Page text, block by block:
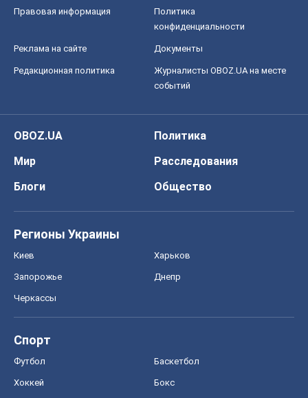
Правовая информация
Политика
конфиденциальности
Реклама на сайте Документы
Редакционная политика
Журналисты OBOZ.UA на месте
событий
OBOZ.UA
Политика
Мир
Расследования
Блоги
Общество
Регионы Украины
Киев Харьков
Запорожье Днепр
Черкассы
Спорт
Футбол Баскетбол
Хоккей Бокс